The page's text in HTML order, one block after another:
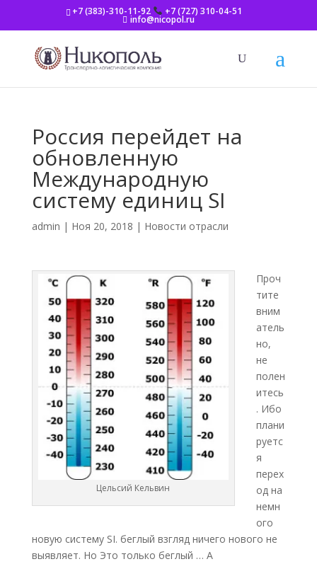
+7 (383)-310-11-92 +7 (727) 310-04-51
info@nicopol.ru
Россия перейдет на
обновленную
Международную
систему единиц SI
admin | Ноя 20, 2018 | Новости отрасли
Цельсий Кельвин
Проч
тите
вним
атель
но,
не
полен
итесь
. Ибо
плани
руетс
я
перех
од на
немн
ого
новую систему SI. беглый взгляд ничего нового не
выявляет. Но Это только беглый … А